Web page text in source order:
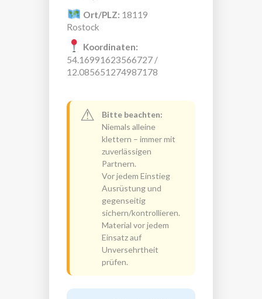
Ort/PLZ: 18119
Rostock
Koordinaten:
54.16991623566727 /
12.085651274987178
⚠
Bitte beachten:
Niemals alleine
klettern – immer mit
zuverlässigen
Partnern.
Vor jedem Einstieg
Ausrüstung und
gegenseitig
sichern/kontrollieren.
Material vor jedem
Einsatz auf
Unversehrtheit
prüfen.